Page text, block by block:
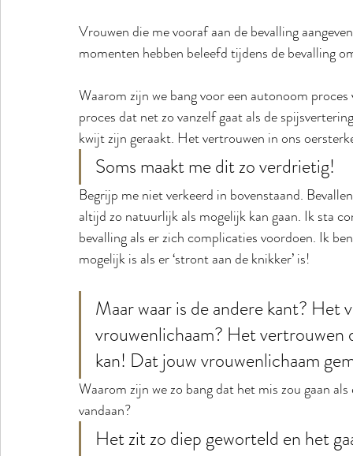
Vrouwen die me vooraf aan de bevalling
momenten hebben beleefd tijdens de bevalling
Waarom zijn we bang voor een autonoom
proces dat net zo vanzelf gaat als de
kwijt zijn geraakt. Het vertrouwen in ons
Soms maakt me dit zo verdrietig!
Begrijp me niet verkeerd in bovenstaand.
altijd zo natuurlijk als mogelijk kan gaan. Ik sta
bevalling als er zich complicaties voordoen. Ik
mogelijk is als er ‘stront aan de knikker’ is!
Maar waar is de andere kant?
vrouwenlichaam? Het
kan! Dat jouw vrouwenlichaam
Waarom zijn we zo bang dat het mis zou gaan
vandaan?
Het zit zo diep geworteld en het